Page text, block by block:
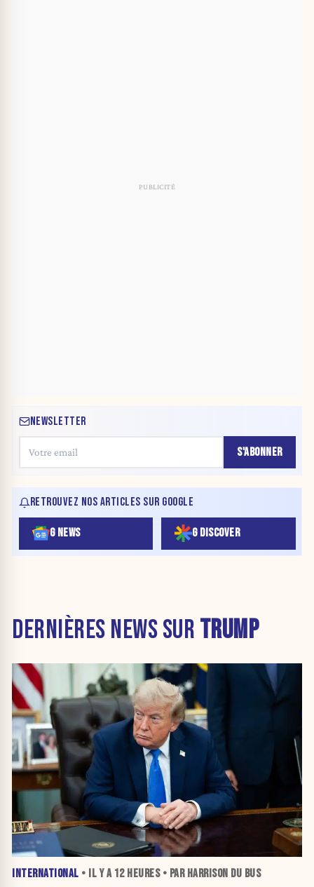
NEWSLETTER
S'ABONNER
RETROUVEZ NOS ARTICLES SUR GOOGLE
G NEWS G DISCOVER
DERNIÈRES NEWS SUR TRUMP
INTERNATIONAL • IL Y A 12 HEURES• PAR HARRISON DU BUS